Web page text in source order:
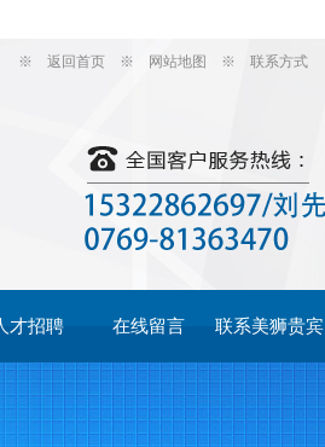
※ 返回首页 ※ 网站地图 ※ 联系方式
才招聘 在线留言 联系美狮贵宾
会